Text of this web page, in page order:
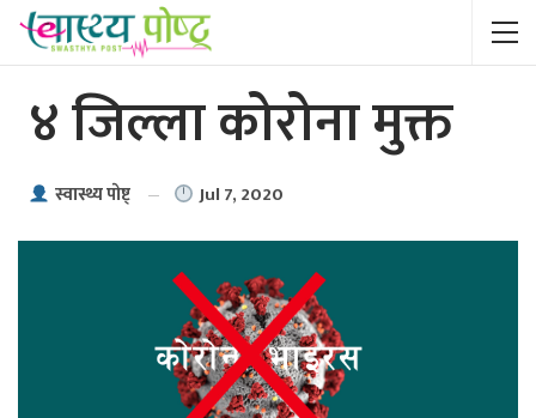
४ जिल्ला कोरोना मुक्त
स्वास्थ्य पाेष्ट् Jul 7, 2020